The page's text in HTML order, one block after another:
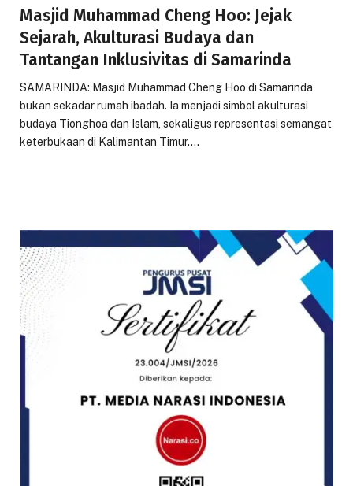
Masjid Muhammad Cheng Hoo: Jejak
Sejarah, Akulturasi Budaya dan
Tantangan Inklusivitas di Samarinda
SAMARINDA: Masjid Muhammad Cheng Hoo di Samarinda
bukan sekadar rumah ibadah. Ia menjadi simbol akulturasi
budaya Tionghoa dan Islam, sekaligus representasi semangat
keterbukaan di Kalimantan Timur.…